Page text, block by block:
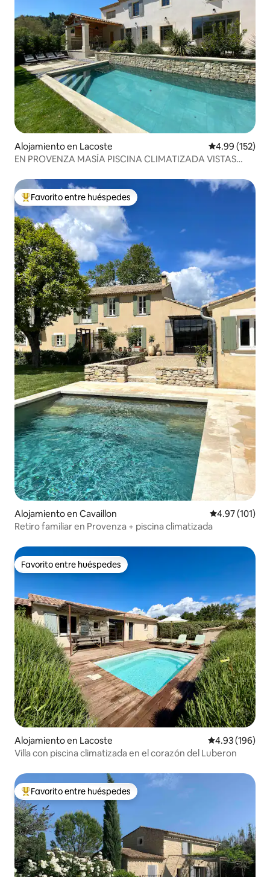
Alojamiento en Lacoste Calificación
4.99 (152)
EN PROVENZA MASÍA PISCINA CLIMATIZADA VISTAS
Favorito entre huéspedes preferido
Favorito entre huéspedes
Alojamiento en Cavaillon Calificación
4.97 (101)
Retiro familiar en Provenza + piscina climatizada
Favorito entre huéspedes
Favorito entre huéspedes
Alojamiento en Lacoste Calificación
4.93 (196)
Villa con piscina climatizada en el corazón del Luberon
Favorito entre huéspedes preferido
Favorito entre huéspedes